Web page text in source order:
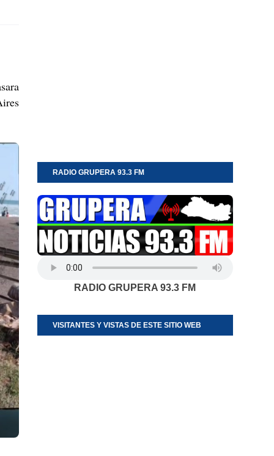
RADIO GRUPERA 93.3 FM
RADIO GRUPERA 93.3 FM
VISITANTES Y VISTAS DE ESTE SITIO WEB